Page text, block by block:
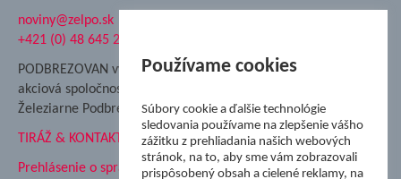
noviny@zelpo.sk
+421 (0) 48 645 2711
PODBREZOVAN vydáva
akciová spoločnosť
Železiarne Podbrezová
TIRÁŽ & KONTAKT
Prehlásenie o spracovaní
Nadácia Železiarne
ŽP Informatika s.r.o.
ŠK Železiarne Podbrezová
Tále a.s.
Používame cookies
Súbory cookie a ďalšie technológie
sledovania používame na zlepšenie vášho
zážitku z prehliadania našich webových
stránok, na to, aby sme vám zobrazovali
prispôsobený obsah a cielené reklamy, na